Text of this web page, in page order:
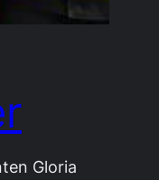
Gloria